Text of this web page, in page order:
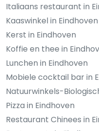
Italiaans restaurant in
Kaaswinkel in Eindhoven
Kerst in Eindhoven
Koffie en thee in
Lunchen in Eindhoven
Mobiele cocktail bar in
Natuurwinkels-
Pizza in Eindhoven
Restaurant Chinees in